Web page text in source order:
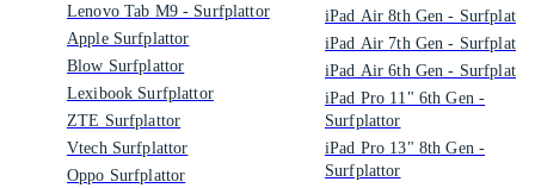
Lenovo Tab M9 - Surfplattor
Apple Surfplattor
Blow Surfplattor
Lexibook Surfplattor
ZTE Surfplattor
Vtech Surfplattor
Oppo Surfplattor
iPad Air 8th Gen - Surfplattor
iPad Air 7th Gen - Surfplattor
iPad Air 6th Gen - Surfplattor
iPad Pro 11" 6th Gen -
Surfplattor
iPad Pro 13" 8th Gen -
Surfplattor